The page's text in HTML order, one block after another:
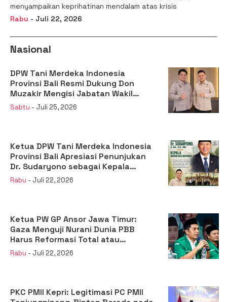
menyampaikan keprihatinan mendalam atas krisis
Rabu - Juli 22, 2026
Nasional
DPW Tani Merdeka Indonesia
Provinsi Bali Resmi Dukung Don
Muzakir Mengisi Jabatan Wakil
Menteri Pertanian RI
Sabtu - Juli 25, 2026
Ketua DPW Tani Merdeka Indonesia
Provinsi Bali Apresiasi Penunjukan
Dr. Sudaryono sebagai Kepala
Badan Gizi Nasional
Rabu - Juli 22, 2026
Ketua PW GP Ansor Jawa Timur:
Gaza Menguji Nurani Dunia PBB
Harus Reformasi Total atau
Kehilangan Legitimasi
Rabu - Juli 22, 2026
PKC PMII Kepri: Legitimasi PC PMII